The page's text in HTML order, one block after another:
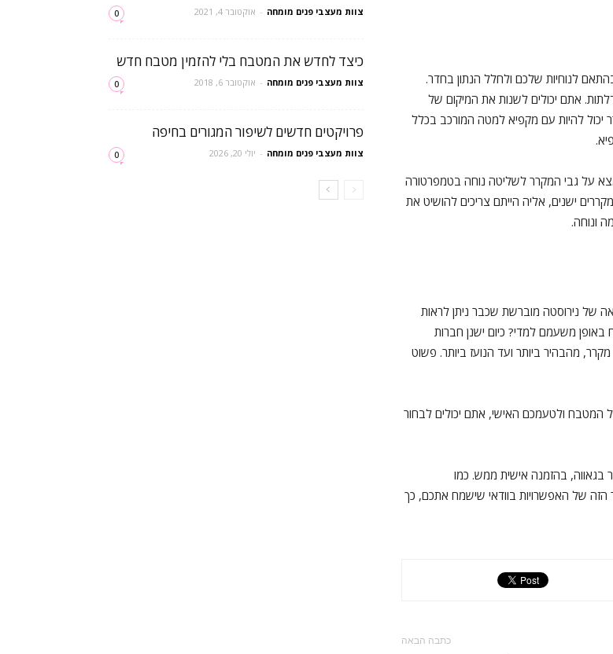
לנוחיות שלכם ולחלל הנתון בחדר.
אתם יכולים לשנות את המיקום של
להיות עם מקפיא למטה המורכב בכלל
על גבי המקרר לשליטה נוחה בטמפרטורה
ישנים, אליה הייתם צריכים להושיט את
ונוחה.
של נירוסטה מוברשת שכבר ניתן לראות
משעמם למדי? כיום ישנן חברות
מהבהיר ביותר ועד הנועז ביותר. פשוט
המטבח ולטעמכם האישי, אתם יכולים לבחור
בגאווה, בהזמנה אישית ממש. כמו
של האפשרויות בוודאי שישמח אתכם, כך
כתבה הבאה
צוות מעצבי פנים מומחה - אוקטובר 4, 2021 0
כיצד לחדש את המטבח בלי להזמין מטבח חדש
צוות מעצבי פנים מומחה - אוקטובר 6, 2018 0
פרויקטים חדשים לשיפור המגורים בחיפה
צוות מעצבי פנים מומחה - יולי 20, 2026 0